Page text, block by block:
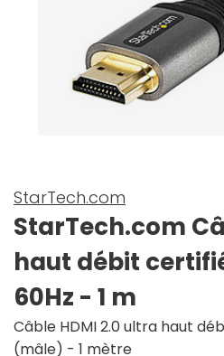
StarTech.com
StarTech.com
haut débit
60Hz - 1 m
Câble HDMI 2.0 ultra haut
(mâle) - 1 mètre